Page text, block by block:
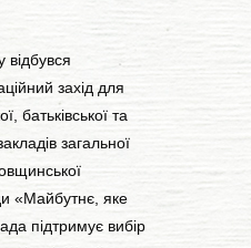
захід для
батьківської та
загальної
«Майбутнє, яке
підтримує вибір